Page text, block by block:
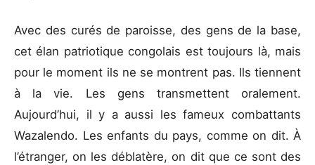
Avec des curés de paroisse, des gens de la base,
cet élan patriotique congolais est toujours là, mais
pour le moment ils ne se montrent pas. Ils tiennent
à la vie. Les gens transmettent oralement.
Aujourd’hui, il y a aussi les fameux combattants
Wazalendo. Les enfants du pays, comme on dit. À
l’étranger, on les déblatère, on dit que ce sont des